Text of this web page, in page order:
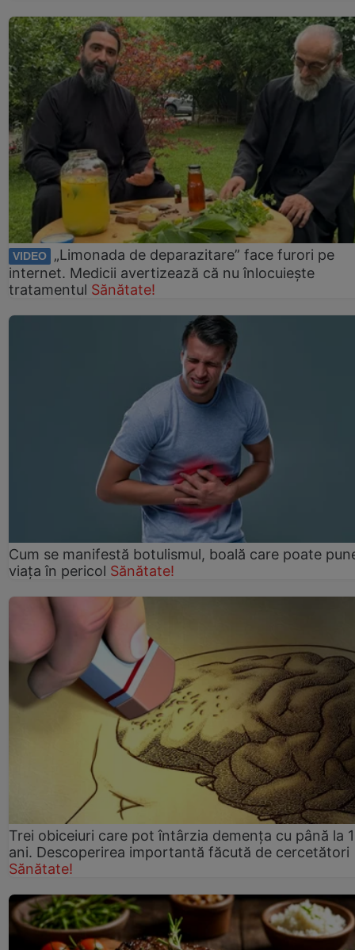
VIDEO
„Limonada de deparazitare” face furori pe
internet. Medicii avertizează că nu înlocuiește
tratamentul Sănătate!
Cum se manifestă botulismul, boală care poate
viaţa în pericol Sănătate!
Trei obiceiuri care pot întârzia demența cu până la
ani. Descoperirea importantă făcută de cercetători
Sănătate!